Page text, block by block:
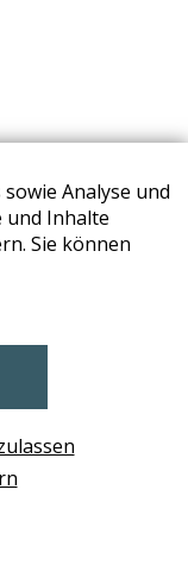
Analyse und
und Inhalte
Sie können